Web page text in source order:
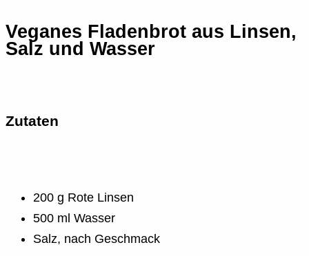
Veganes Fladenbrot aus Linsen,
Salz und Wasser
Zutaten
200 g Rote Linsen
500 ml Wasser
Salz, nach Geschmack